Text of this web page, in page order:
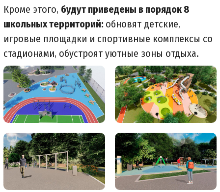
Кроме этого, будут приведены в порядок 8
школьных территорий: обновят детские,
игровые площадки и спортивные комплексы со
стадионами, обустроят уютные зоны отдыха.